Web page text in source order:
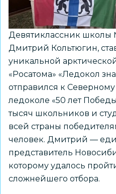
древней
истории
Девятиклассник школы
Дмитрий Кольтюгин,
уникальной
«Росатома» «Ледокол
отправился к
ледоколе «50 лет
тысяч школьников и
всей страны
человек. Дмитрий —
представитель
которому удалось
сложнейшего отбора.